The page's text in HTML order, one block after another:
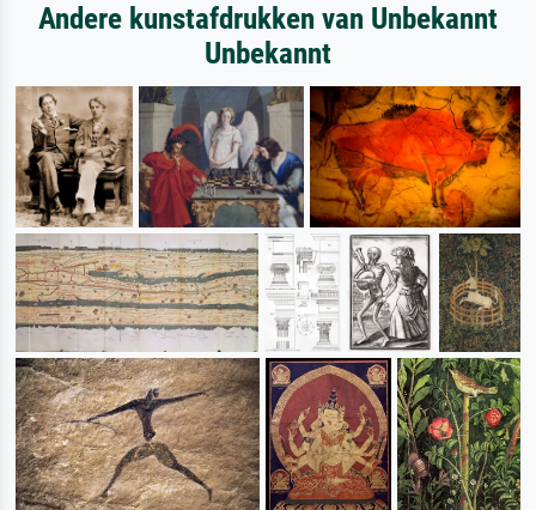
Andere kunstafdrukken van Unbekannt
Unbekannt